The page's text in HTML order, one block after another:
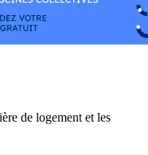
de logement et les